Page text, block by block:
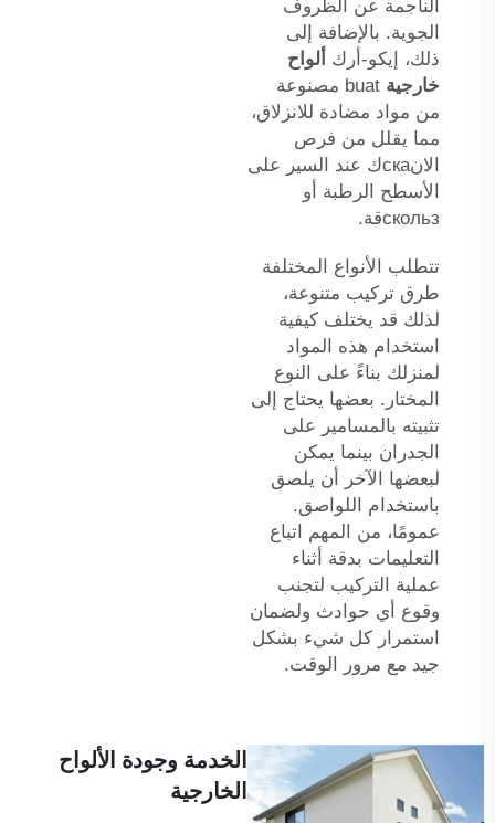
الناجمة عن الظروف
الجوية. بالإضافة إلى
ذلك، إيكو-أرك ألواح
خارجية
buat مصنوعة
من مواد مضادة للانزلاق،
مما يقلل من فرص
الانскаك عند السير على
الأسطح الرطبة أو
скользقة.
تتطلب الأنواع المختلفة
طرق تركيب متنوعة،
لذلك قد يختلف كيفية
استخدام هذه المواد
لمنزلك بناءً على النوع
المختار. بعضها يحتاج إلى
تثبيته بالمسامير على
الجدران بينما يمكن
لبعضها الآخر أن يلصق
باستخدام اللواصق.
عمومًا، من المهم اتباع
التعليمات بدقة أثناء
عملية التركيب لتجنب
وقوع أي حوادث ولضمان
استمرار كل شيء بشكل
جيد مع مرور الوقت.
الخدمة وجودة الألواح
الخارجية